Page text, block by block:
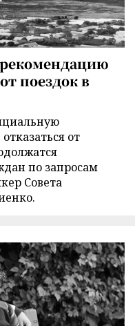
поездок в
от
по запросам
Совета